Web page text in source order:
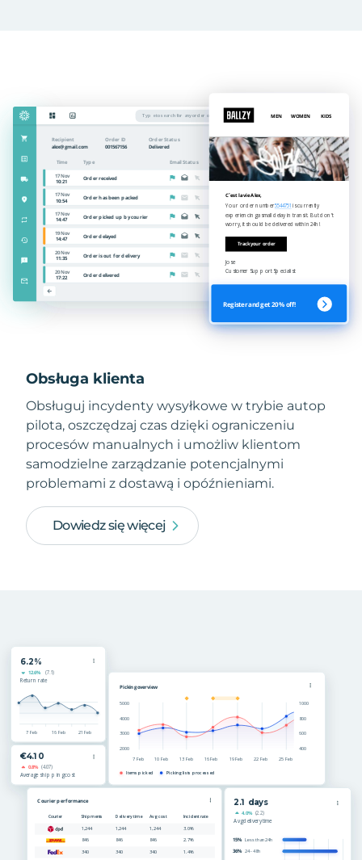
Obsługa klienta
Obsługuj incydenty wysyłkowe w trybie autop
pilota, oszczędzaj czas dzięki ograniczeniu
procesów manualnych i umożliw klientom
samodzielne zarządzanie potencjalnymi
problemami z dostawą i opóźnieniami.
Dowiedz się więcej